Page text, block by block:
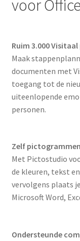
voor
Ruim 3.000
Maak
documenten met
toegang tot de
uiteenlopende
personen.
Zelf
Met Pictostudio
de kleuren, tekst
vervolgens plaats
Microsoft Word,
Ondersteunde